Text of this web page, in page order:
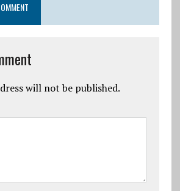
will not be published.